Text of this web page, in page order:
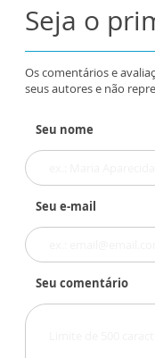
Seja o
Os comentários e
seus autores e não
Seu nome
Seu e-mail
Seu comentário